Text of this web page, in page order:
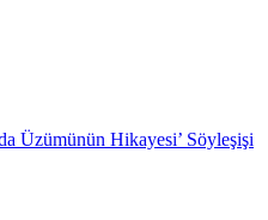
Üzümünün Hikayesi’ Söyleşişi